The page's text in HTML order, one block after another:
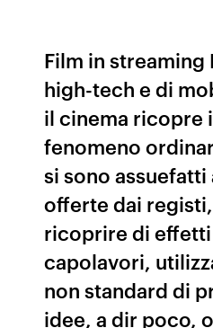
Film in streaming
high-tech e di
il cinema ricopre
fenomeno
si sono
offerte dai
ricoprire di
capolavori,
non standard di
idee, a dir poco,